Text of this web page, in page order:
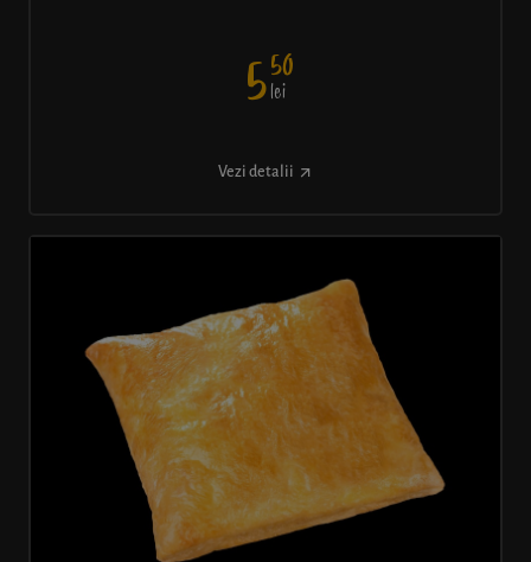
550
lei
Vezi detalii